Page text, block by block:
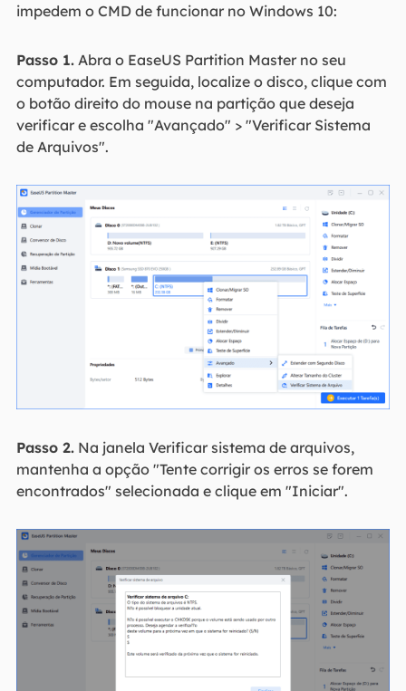
impedem o CMD de funcionar no Windows 10:
Passo 1.Abra o EaseUS Partition Master no seu
computador. Em seguida, localize o disco, clique com
o botão direito do mouse na partição que deseja
verificar e escolha "Avançado" > "Verificar Sistema
de Arquivos".
Passo 2.Na janela Verificar sistema de arquivos,
mantenha a opção "Tente corrigir os erros se forem
encontrados" selecionada e clique em "Iniciar".